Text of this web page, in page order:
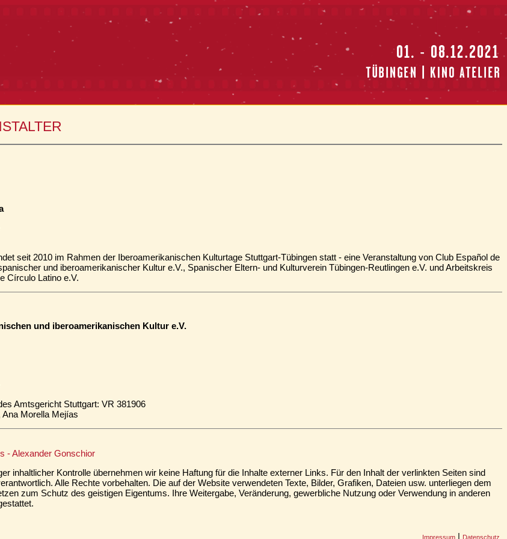
seit 2010 im Rahmen der Iberoamerikanischen Kulturtage Stuttgart-Tübingen statt - eine Veranstaltung von Club Español de
und iberoamerikanischer Kultur e.V., Spanischer Eltern- und Kulturverein Tübingen-Reutlingen e.V. und Arbeitskreis
Círculo Latino e.V.
und iberoamerikanischen Kultur e.V.
Amtsgericht Stuttgart: VR 381906
Morella Mejías
- Alexander Gonschior
inhaltlicher Kontrolle übernehmen wir keine Haftung für die Inhalte externer Links. Für den Inhalt der verlinkten Seiten sind
Alle Rechte vorbehalten. Die auf der Website verwendeten Texte, Bilder, Grafiken, Dateien usw. unterliegen dem
zum Schutz des geistigen Eigentums. Ihre Weitergabe, Veränderung, gewerbliche Nutzung oder Verwendung in anderen
Impressum | Datenschutz